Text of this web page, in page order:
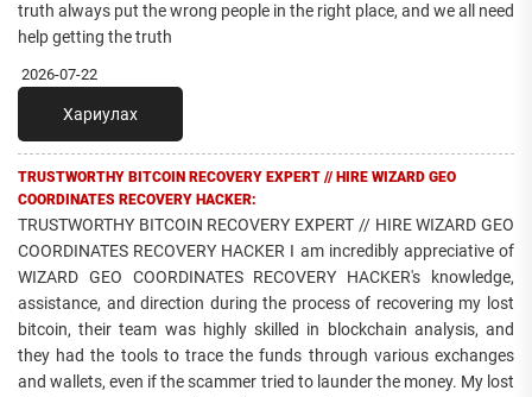
truth always put the wrong people in the right place, and we all need
help getting the truth
2026-07-22
Хариулах
TRUSTWORTHY BITCOIN RECOVERY EXPERT // HIRE WIZARD GEO
COORDINATES RECOVERY HACKER:
TRUSTWORTHY BITCOIN RECOVERY EXPERT // HIRE WIZARD GEO
COORDINATES RECOVERY HACKER I am incredibly appreciative of
WIZARD GEO COORDINATES RECOVERY HACKER's knowledge,
assistance, and direction during the process of recovering my lost
bitcoin, their team was highly skilled in blockchain analysis, and
they had the tools to trace the funds through various exchanges
and wallets, even if the scammer tried to launder the money. My lost